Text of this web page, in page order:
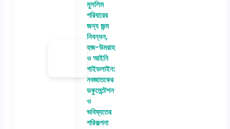
মুসলিম
পরিবারের
জন্য জন্ম
নিবন্ধন,
হজ-উমরাহ
ও আইনি
গাইডলাইন:
নবজাতকের
ডকুমেন্টেশন
ও
ভবিষ্যতের
পরিকল্পনা